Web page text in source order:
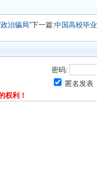
治骗局”下一篇:中国高校毕
密码:
匿名发表
权利！